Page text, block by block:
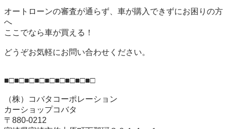
オートローンの審査が通らず、車が購入できずにお困りの方
へ
ここでなら車が買える！
どうぞお気軽にお問い合わせください。
■□■□■□■□■□■□■□■□■□
（株）コバタコーポレーション
カーショップコバタ
〒880-0212